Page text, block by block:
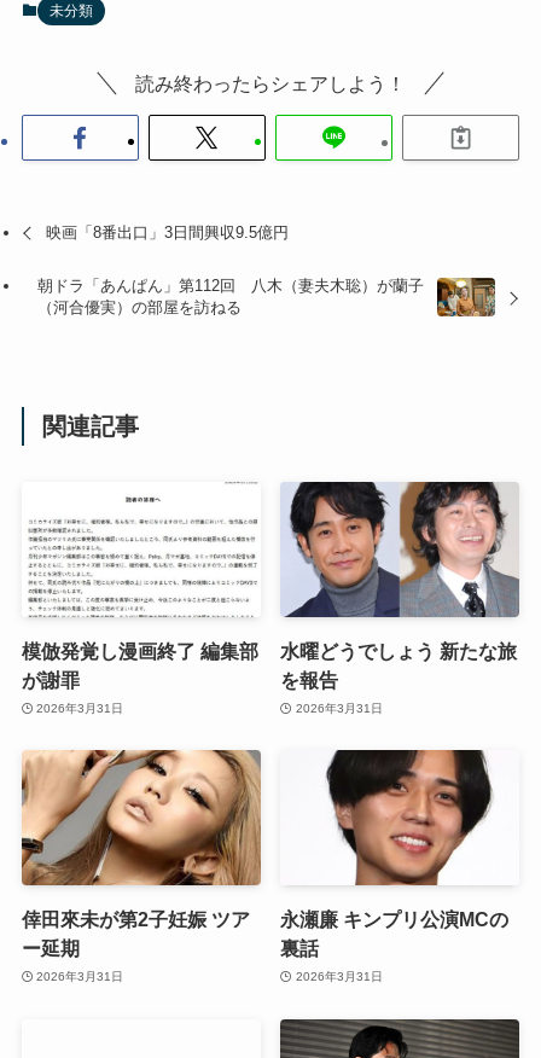
未分類
読み終わったらシェアしよう！
映画「8番出口」3日間興収9.5億円
朝ドラ「あんぱん」第112回 八木（妻夫木聡）が蘭子
（河合優実）の部屋を訪ねる
関連記事
模倣発覚し漫画終了 編集部
が謝罪
2026年3月31日
水曜どうでしょう 新たな旅
を報告
2026年3月31日
倖田來未が第2子妊娠 ツア
ー延期
2026年3月31日
永瀬廉 キンプリ公演MCの
裏話
2026年3月31日